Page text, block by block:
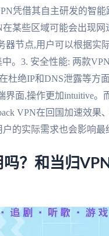
凭借其自主研发的智
某些区域可能会出现网
器节点,用户可以根据实
。3. 安全性能: 两款
杜绝IP和DNS泄露等方
界面,操作更加intuitive
VPN在回国加速效果
的实际需求也会影响最
？和当归